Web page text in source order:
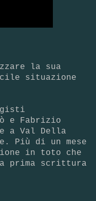
la sua
situazione
e Fabrizio
a Val Della
Più di un mese
in toto che
prima scrittura